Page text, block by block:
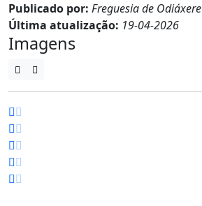
Publicado por: Freguesia de Odiáxere
Última atualização: 19-04-2026
Imagens